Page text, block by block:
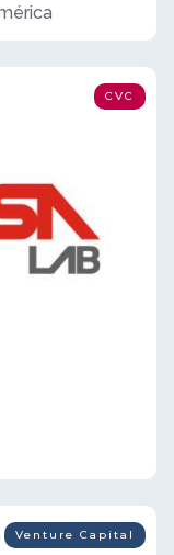
CVC
Venture Capital